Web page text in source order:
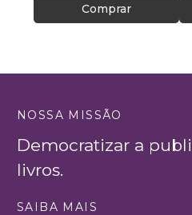
Comprar
NOSSA MISSÃO
Democratizar a
livros.
SAIBA MAIS